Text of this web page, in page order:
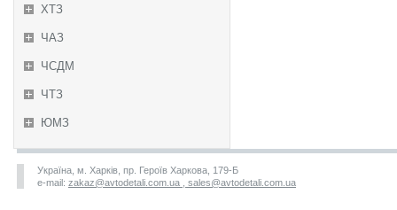
ХТЗ
ЧАЗ
ЧСДМ
ЧТЗ
ЮМЗ
Україна, м. Харків, пр. Героїв Харкова, 179-Б
e-mail: zakaz@avtodetali.com.ua , sales@avtodetali.com.ua